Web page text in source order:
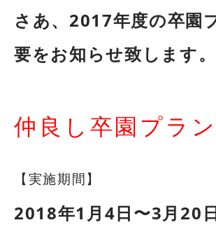
さあ、2017年度の卒園
要をお知らせ致します。
仲良し卒園プラン
【実施期間】
2018年1月4日〜3月20